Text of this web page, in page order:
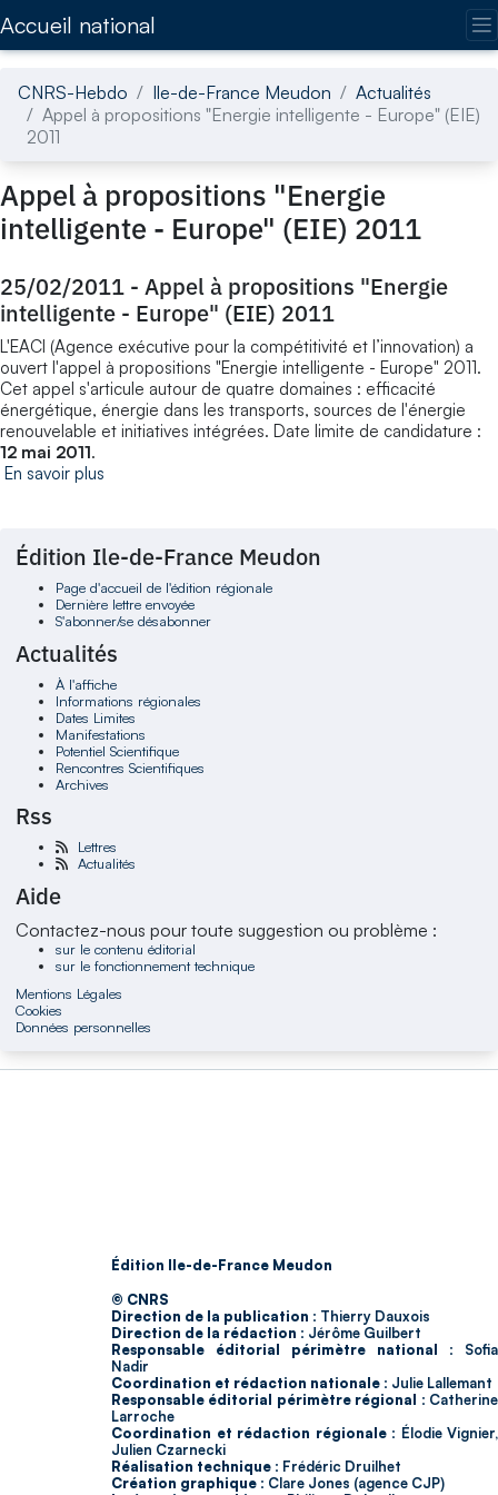
Accueil national
CNRS-Hebdo Ile-de-France Meudon
Actualités
Appel à propositions "Energie intelligente - Europe" (EIE)
2011
Appel à propositions "Energie
intelligente - Europe" (EIE) 2011
25/02/2011 - Appel à propositions "Energie
intelligente - Europe" (EIE) 2011
L'EACI (Agence exécutive pour la compétitivité et l’innovation) a
ouvert l'appel à propositions "Energie intelligente - Europe" 2011.
Cet appel s'articule autour de quatre domaines : efficacité
énergétique, énergie dans les transports, sources de l'énergie
renouvelable et initiatives intégrées. Date limite de candidature :
12 mai 2011.
En savoir plus
Édition Ile-de-France Meudon
Page d'accueil de l'édition régionale
Dernière lettre envoyée
S'abonner/se désabonner
Actualités
À l'affiche
Informations régionales
Dates Limites
Manifestations
Potentiel Scientifique
Rencontres Scientifiques
Archives
Rss
Lettres
Actualités
Aide
Contactez-nous pour toute suggestion ou problème :
sur le contenu éditorial
sur le fonctionnement technique
Mentions Légales
Cookies
Données personnelles
Édition Ile-de-France Meudon
© CNRS
Direction de la publication : Thierry Dauxois
Direction de la rédaction : Jérôme Guilbert
Responsable éditorial périmètre national : Sofia
Nadir
Coordination et rédaction nationale : Julie Lallemant
Responsable éditorial périmètre régional : Catherine
Larroche
Coordination et rédaction régionale : Élodie Vignier,
Julien Czarnecki
Réalisation technique : Frédéric Druilhet
Création graphique : Clare Jones (agence CJP)